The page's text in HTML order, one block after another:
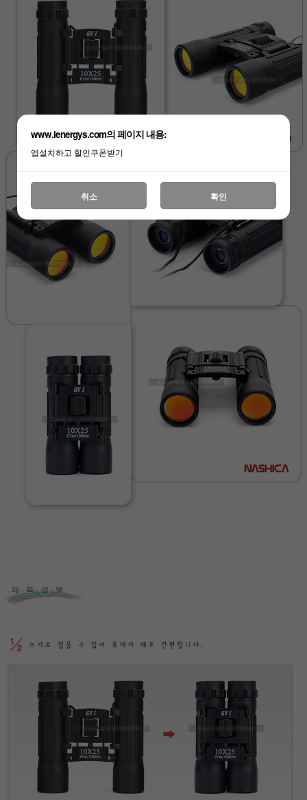
www.lenergys.com의 페이지 내용:
앱설치하고 할인쿠폰받기
취소 확인